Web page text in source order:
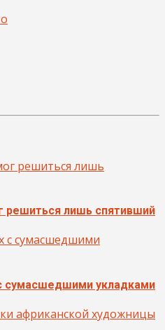
решиться лишь спятивший
сумасшедшими укладками